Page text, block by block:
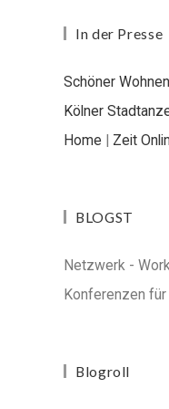
In der Presse
Schöner Wohnen
Kölner
Home | Zeit
BLOGST
Netzwerk -
Konferenzen für
Blogroll